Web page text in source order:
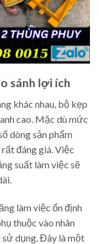
sánh lợi ích
khác nhau, bộ kẹp
cao. Mặc dù mức
dòng sản phẩm
đáng giá. Việc
suất làm việc sẽ
làm việc ổn định
thuộc vào nhân
dụng. Đây là một